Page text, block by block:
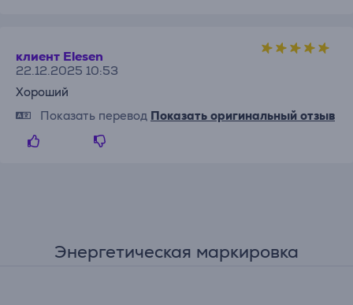
клиент Elesen
22.12.2025 10:53
Хороший
Показать перевод Показать оригинальный отзыв
Энергетическая маркировка